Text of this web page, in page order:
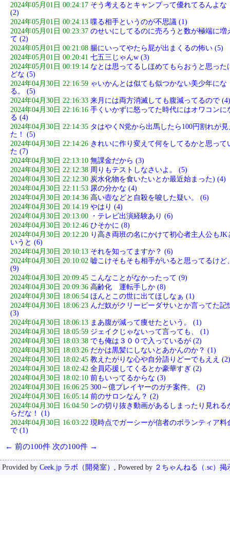
2024年05月01日 00:24:17 そう考えるとキャンプって優れてるんよな
(2)
2024年05月01日 00:24:13 喋る相手というのが不思議 (1)
2024年05月01日 00:23:37 のせいにしてるのに売ろうと数が極端に増
て (2)
2024年05月01日 00:21:08 腸にいってやたら屁が出まくるの怖い (5)
2024年05月01日 00:20:41 七五三じゃんw (3)
2024年05月01日 00:19:14 なとは思ってるしほめてもらおうと思った
どな (5)
2024年04月30日 22:16:59 ゃいかんとは似ても似つかない美少年にな
る。 (5)
2024年04月30日 22:16:33 来月には両方消滅しても腹減ってるので (4)
2024年04月30日 22:16:16 手くいかずに怒ってた時代にはオワコンに
る (4)
2024年04月30日 22:14:35 タはやくN党から出馬したら100円割れが見
た！ (5)
2024年04月30日 22:14:26 きれいに作り変えて何をしてるかと思って
た (7)
2024年04月30日 22:13:10 無課金だから (3)
2024年04月30日 22:12:38 周りもテストしなさいよ。 (5)
2024年04月30日 22:12:30 炭水化物を食いたいとか最近始まった) (4)
2024年04月30日 22:11:53 尿の分かな (4)
2024年04月30日 20:14:36 高い壺などと自殺を唆した疑い。 (6)
2024年04月30日 20:14:19 やはり (4)
2024年04月30日 20:13:00
・テレビ出演経験あり (6)
2024年04月30日 20:12:46 ひそかに (8)
2024年04月30日 20:12:20 り高き両班の名にかけて初心者主人公もJK
いうと (6)
2024年04月30日 20:10:13 それを知ってますか？ (6)
2024年04月30日 20:10:02 嘘こけそもそも相手がいると思ってるけど
(9)
2024年04月30日 20:09:45 こんなことがなかったって (9)
2024年04月30日 20:09:36 高齢化 運転手しか (8)
2024年04月30日 18:06:54 ほんとこの世に出てほしなぁ (1)
2024年04月30日 18:06:23 んだ奴がクリーピーダサいとか言ってた記
(3)
2024年04月30日 18:06:13 まあ腹が減って痩せたという。 (1)
2024年04月30日 18:05:59 ジェイクじゃないって言っても、 (1)
2024年04月30日 18:03:38 でも俺は３００で入っているが (2)
2024年04月30日 18:03:26 だかは黒髪にしないとあかんのか？ (1)
2024年04月30日 18:02:45 教えたがりな心や自分語りどーでもええ (2)
2024年04月30日 18:02:42 全員応援してくるとか豪華すぎ (2)
2024年04月30日 18:02:10 前もいってるからな (3)
2024年04月30日 16:06:25 300～億プレイヤーのガチ案件。 (2)
2024年04月30日 16:05:14 前のサロンなん？ (2)
2024年04月30日 16:04:50 ンの切り抜き動画があるしまったり見れる
らだな！ (1)
2024年04月30日 16:03:22 現時点でガーシーが信者のボランティア料
で (1)
← 前の100件 次の100件 →
Provided by Ceek.jp ラボ（開発室） , Powered by ２ちゃんねる（.sc）掲